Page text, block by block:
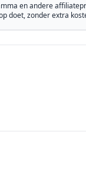
en andere
doet, zonder extra
Email